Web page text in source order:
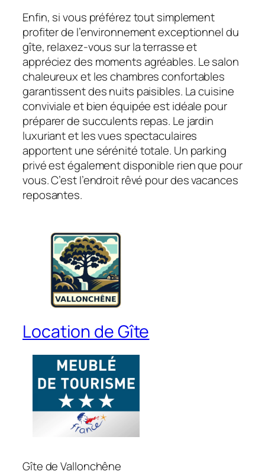
Enfin, si vous préférez tout simplement
profiter de l’environnement exceptionnel du
gîte, relaxez-vous sur la terrasse et
appréciez des moments agréables. Le salon
chaleureux et les chambres confortables
garantissent des nuits paisibles. La cuisine
conviviale et bien équipée est idéale pour
préparer de succulents repas. Le jardin
luxuriant et les vues spectaculaires
apportent une sérénité totale. Un parking
privé est également disponible rien que pour
vous. C’est l’endroit rêvé pour des vacances
reposantes.
Location de Gîte
Gîte de Vallonchêne